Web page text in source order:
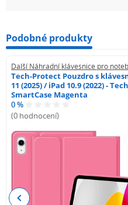
Podobné produkty
Další Náhradní klávesnice pro
Tech-Protect Pouzdro s
11 (2025) / iPad 10.9 (2022) -
SmartCase Magenta
0 %
(0 hodnocení)
Previous